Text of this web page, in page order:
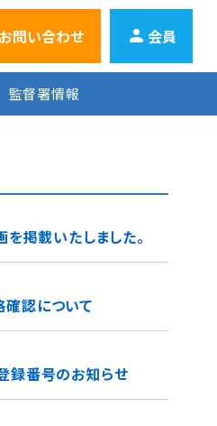
問い合わせ 会員
監督署情報
掲載いたしました。
確認について
録番号のお知らせ